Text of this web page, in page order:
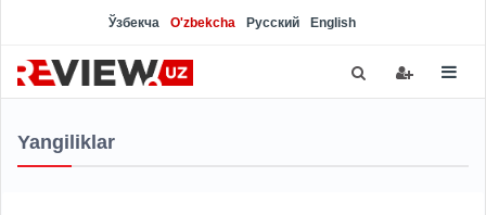
Ўзбекча O'zbekcha Русский English
Yangiliklar